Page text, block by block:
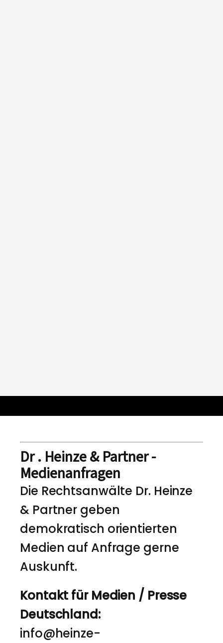
Dr . Heinze & Partner -
Medienanfragen
Die Rechtsanwälte Dr. Heinze
& Partner geben
demokratisch orientierten
Medien auf Anfrage gerne
Auskunft.
Kontakt für Medien / Presse
Deutschland:
info@heinze-